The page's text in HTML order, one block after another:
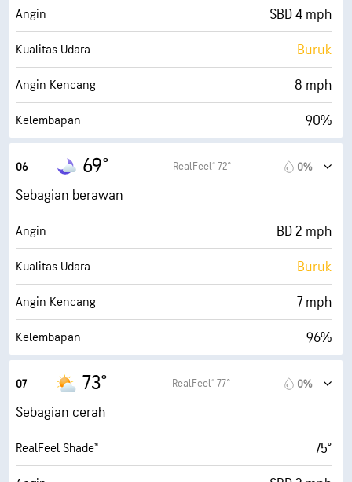
Tutupan Awan 54%
Jarak Pandang 10 mi
Ketinggian Awan 30000 ft
Angin SBD 4 mph
Kualitas Udara Buruk
Angin Kencang 8 mph
Kelembapan 90%
Titik Embun
AccuLumen Brightness Index™
Tutupan Awan 58%
Jarak Pandang 10 mi
Ketinggian Awan 30000 ft
06 69° RealFeel® 72° 0%
Sebagian berawan
Angin BD 2 mph
Kualitas Udara Buruk
Angin Kencang 7 mph
Kelembapan 96%
Titik Embun
AccuLumen Brightness Index™
Tutupan Awan 46%
Jarak Pandang 10 mi
07 73° RealFeel® 77° 0%
Sebagian cerah
RealFeel Shade™ 75°